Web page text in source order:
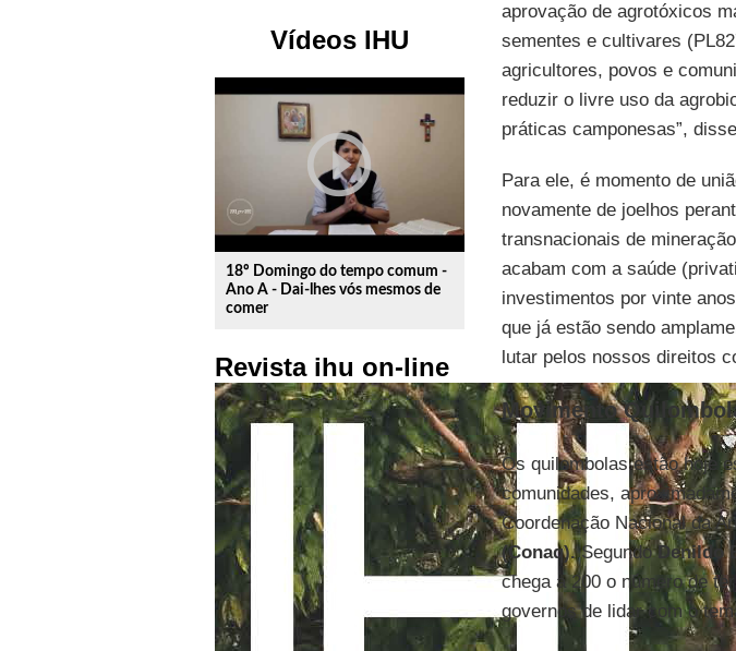
Vídeos IHU
play_circle_outline
18º Domingo do tempo comum -
Ano A - Dai-lhes vós mesmos de
comer
Revista ihu on-line
aprovação de agrotóxicos
sementes e cultivares
agricultores, povos e
reduzir o livre uso da
práticas camponesas”,
Para ele, é momento de
novamente de joelhos
transnacionais de
acabam com a saúde
investimentos por vinte
que já estão sendo
lutar pelos nossos direitos
Movimento
Os quilombolas estão hoje
comunidades,
Coordenação Nacional da
(Conaq).SegundoDenildo
chega a 200 o número de
governos de lidar com o